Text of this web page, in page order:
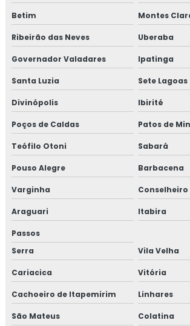
Betim Montes
Ribeirão das Neves Uberaba
Governador Valadares Ipatinga
Santa Luzia Sete Lagoas
Divinópolis Ibirité
Poços de Caldas Patos de
Teófilo Otoni Sabará
Pouso Alegre Barbacena
Varginha
Araguari Itabira
Passos
Serra
Vila Velha
Cariacica Vitória
Cachoeiro de Itapemirim Linhares
São Mateus Colatina